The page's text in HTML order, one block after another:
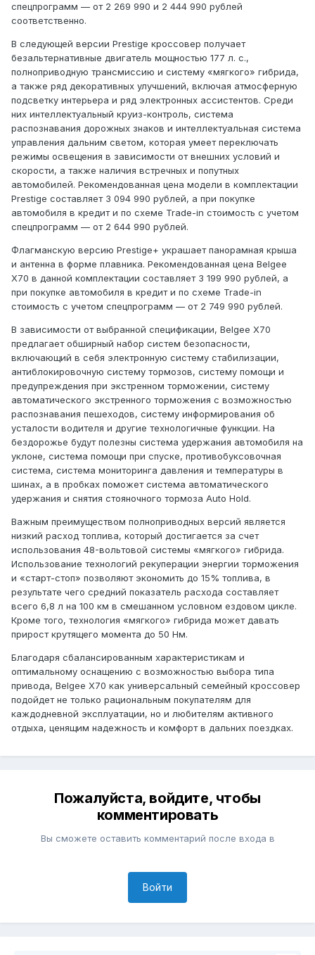
спецпрограмм — от 2 269 990 и 2 444 990 рублей
соответственно.
В следующей версии Prestige кроссовер получает
безальтернативные двигатель мощностью 177 л. с.,
полноприводную трансмиссию и систему «мягкого» гибрида,
а также ряд декоративных улучшений, включая атмосферную
подсветку интерьера и ряд электронных ассистентов. Среди
них интеллектуальный круиз-контроль, система
распознавания дорожных знаков и интеллектуальная система
управления дальним светом, которая умеет переключать
режимы освещения в зависимости от внешних условий и
скорости, а также наличия встречных и попутных
автомобилей. Рекомендованная цена модели в комплектации
Prestige составляет 3 094 990 рублей, а при покупке
автомобиля в кредит и по схеме Trade-in стоимость с учетом
спецпрограмм — от 2 644 990 рублей.
Флагманскую версию Prestige+ украшает панорамная крыша
и антенна в форме плавника. Рекомендованная цена Belgee
X70 в данной комплектации составляет 3 199 990 рублей, а
при покупке автомобиля в кредит и по схеме Trade-in
стоимость с учетом спецпрограмм — от 2 749 990 рублей.
В зависимости от выбранной спецификации, Belgee X70
предлагает обширный набор систем безопасности,
включающий в себя электронную систему стабилизации,
антиблокировочную систему тормозов, систему помощи и
предупреждения при экстренном торможении, систему
автоматического экстренного торможения с возможностью
распознавания пешеходов, систему информирования об
усталости водителя и другие технологичные функции. На
бездорожье будут полезны система удержания автомобиля на
уклоне, система помощи при спуске, противобуксовочная
система, система мониторинга давления и температуры в
шинах, а в пробках поможет система автоматического
удержания и снятия стояночного тормоза Auto Hold.
Важным преимуществом полноприводных версий является
низкий расход топлива, который достигается за счет
использования 48-вольтовой системы «мягкого» гибрида.
Использование технологий рекуперации энергии торможения
и «старт-стоп» позволяют экономить до 15% топлива, в
результате чего средний показатель расхода составляет
всего 6,8 л на 100 км в смешанном условном ездовом цикле.
Кроме того, технология «мягкого» гибрида может давать
прирост крутящего момента до 50 Нм.
Благодаря сбалансированным характеристикам и
оптимальному оснащению с возможностью выбора типа
привода, Belgee Х70 как универсальный семейный кроссовер
подойдет не только рациональным покупателям для
каждодневной эксплуатации, но и любителям активного
отдыха, ценящим надежность и комфорт в дальних поездках.
Пожалуйста, войдите, чтобы
комментировать
Вы сможете оставить комментарий после входа в
Войти